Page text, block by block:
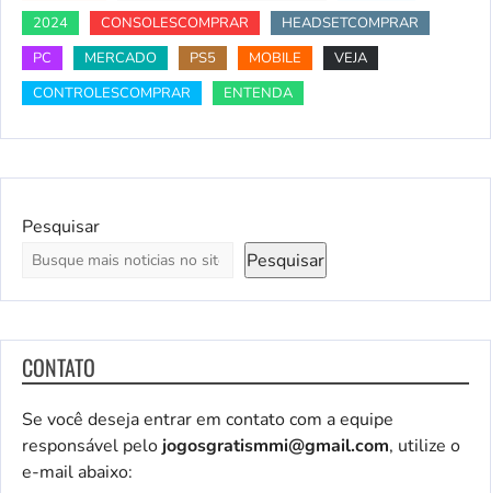
2024
CONSOLESCOMPRAR
HEADSETCOMPRAR
PC
MERCADO PS5 MOBILE
VEJA
CONTROLESCOMPRAR
ENTENDA
Pesquisar
Pesquisar
CONTATO
Se você deseja entrar em contato com a equipe
responsável pelo jogosgratismmi@gmail.com, utilize o
e-mail abaixo: